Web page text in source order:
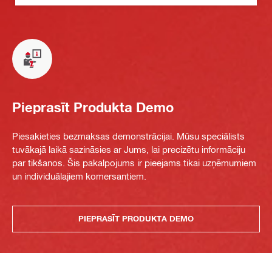
Pieprasīt Produkta Demo
Piesakieties bezmaksas demonstrācijai. Mūsu speciālists
tuvākajā laikā sazināsies ar Jums, lai precizētu informāciju
par tikšanos. Šis pakalpojums ir pieejams tikai uzņēmumiem
un individuālajiem komersantiem.
PIEPRASĪT PRODUKTA DEMO